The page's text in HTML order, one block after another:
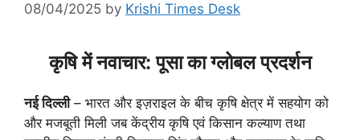
08/04/2025 by Krishi Times Desk
कृषि में नवाचार: पूसा का ग्लोबल प्रदर्शन
नई दिल्ली– भारत और इज़राइल के बीच कृषि क्षेत्र में सहयोग को
और मजबूती मिली जब केंद्रीय कृषि एवं किसान कल्याण तथा